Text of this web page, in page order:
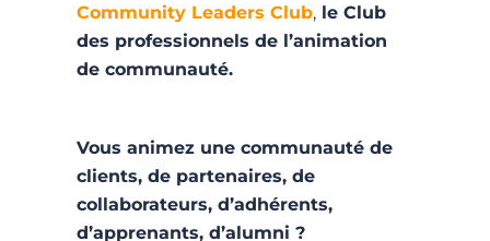
Community Leaders Club, le Club
des professionnels de l’animation
de communauté.
Vous animez une communauté de
clients, de partenaires, de
collaborateurs, d’adhérents,
d’apprenants, d’alumni ?